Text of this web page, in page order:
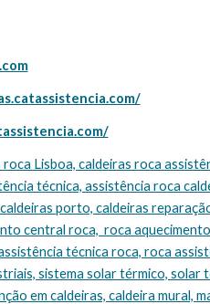
técnica, assistência roca
porto, caldeiras
central roca,  roca
técnica roca, roca
sistema solar térmico, solar
em caldeiras, caldeira mural,